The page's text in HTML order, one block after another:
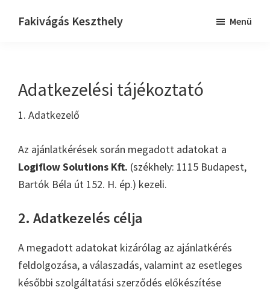
Fakivágás Keszthely Menü
Adatkezelési tájékoztató
1. Adatkezelő
Az ajánlatkérések során megadott adatokat a
Logiflow Solutions Kft. (székhely: 1115 Budapest,
Bartók Béla út 152. H. ép.) kezeli.
2. Adatkezelés célja
A megadott adatokat kizárólag az ajánlatkérés
feldolgozása, a válaszadás, valamint az esetleges
későbbi szolgáltatási szerződés előkészítése